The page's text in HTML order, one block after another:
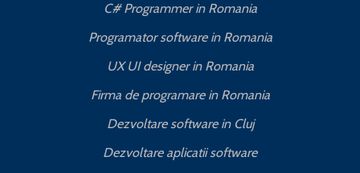
C# Programmer in Romania
Programator software in Romania
UX UI designer in Romania
Firma de programare in Romania
Dezvoltare software in Cluj
Dezvoltare aplicatii software